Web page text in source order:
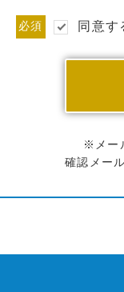
必須 同意す
※メー
確認メー